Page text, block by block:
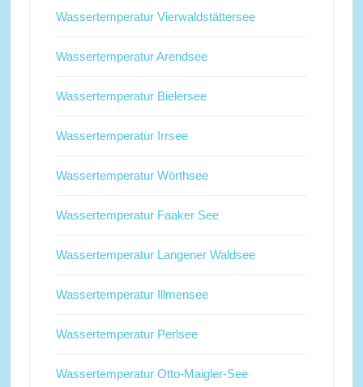
Wassertemperatur Vierwaldstättersee
Wassertemperatur Arendsee
Wassertemperatur Bielersee
Wassertemperatur Irrsee
Wassertemperatur Wörthsee
Wassertemperatur Faaker See
Wassertemperatur Langener Waldsee
Wassertemperatur Illmensee
Wassertemperatur Perlsee
Wassertemperatur Otto-Maigler-See